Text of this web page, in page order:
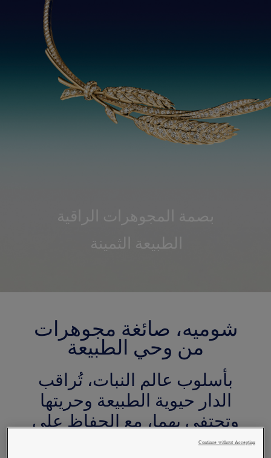
بصمة المجوهرات الراقية
الطبيعة الثمينة
شوميه، صائغة مجوهرات
من وحي الطبيعة
بأسلوب عالم النبات، تُراقب
الدار حيوية الطبيعة وحريتها
وتحتفي بهما، مع الحفاظ على
Continue without Accepting